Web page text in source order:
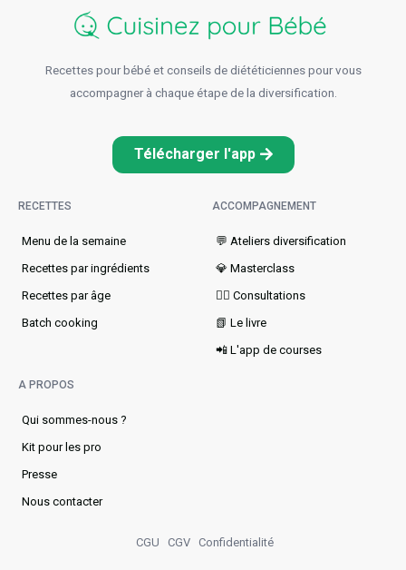
Recettes pour bébé et conseils de diététiciennes pour vous
accompagner à chaque étape de la diversification.
Télécharger l'app
RECETTES
Menu de la semaine​
Recettes par ingrédients
Recettes par âge
Batch cooking
ACCOMPAGNEMENT
💬 Ateliers diversification
💎 Masterclass
👩‍⚕️ Consultations
📗 Le livre
📲 L'app de courses
A PROPOS
Qui sommes-nous ?
Kit pour les pro
Presse
Nous contacter
CGU CGV Confidentialité